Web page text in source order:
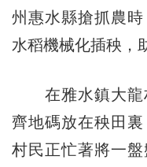
州惠水縣搶抓農
水稻機械化插秧，
在雅水鎮大龍
齊地碼放在秧田裏
村民正忙著將一